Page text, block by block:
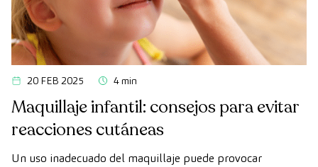
20 FEB 2025 4 min
Maquillaje infantil: consejos para evitar
reacciones cutáneas
Un uso inadecuado del maquillaje puede provocar